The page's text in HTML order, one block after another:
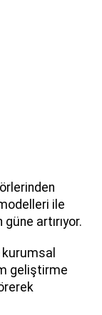
ile
artırıyor.
geliştirme